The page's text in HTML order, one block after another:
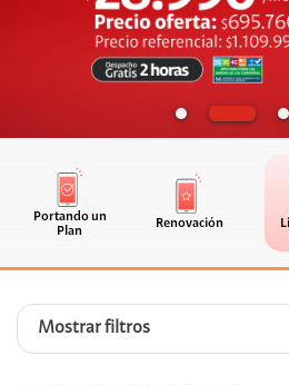
Portando un
Plan
Renovación
Mostrar filtros